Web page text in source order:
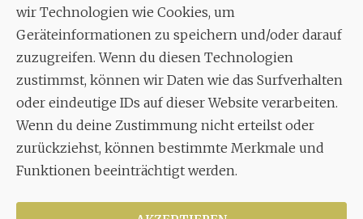
wir Technologien wie Cookies, um
Geräteinformationen zu speichern und/oder darauf
zuzugreifen. Wenn du diesen Technologien
zustimmst, können wir Daten wie das Surfverhalten
oder eindeutige IDs auf dieser Website verarbeiten.
Wenn du deine Zustimmung nicht erteilst oder
zurückziehst, können bestimmte Merkmale und
Funktionen beeinträchtigt werden.
70619 Stuttgart
MUSIK
Musikalischer Leiter:
Enrico Trummer
Tel.+49 (0)177 / 34 23 57 1
Facebook
TwitterYouTube